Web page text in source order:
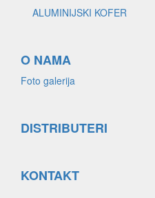
ALUMINIJSKI KOFER
O NAMA
Foto galerija
DISTRIBUTERI
KONTAKT